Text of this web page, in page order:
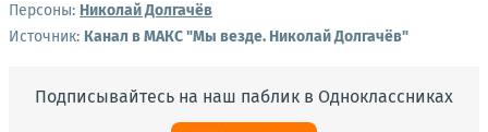
Персоны: Николай Долгачёв
Источник: Канал в МАКС "Мы везде. Николай Долгачёв"
Подписывайтесь на наш паблик в Одноклассниках